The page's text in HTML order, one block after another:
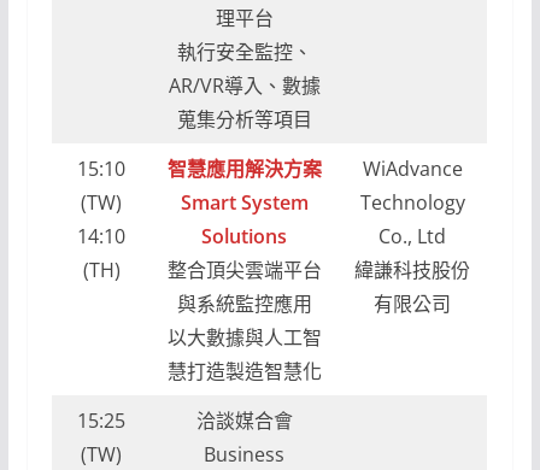
理平台
執行安全監控、
AR/VR導入、數據
蒐集分析等項目
15:10
(TW)
14:10
(TH)
智慧應用解決方案
Smart System
Solutions
整合頂尖雲端平台
與系統監控應用
以大數據與人工智
慧打造製造智慧化
WiAdvance
Technology
Co., Ltd
緯謙科技股份
有限公司
15:25
(TW)
洽談媒合會
Business